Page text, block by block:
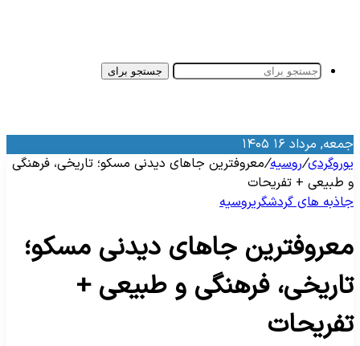
جستجو برای
مرداد ۱۶ ۱۴۰۵
/روسیه/معروفترین جاهای دیدنی مسکو؛ تاریخی، فرهنگی
طبیعی + تفریحات
های گردشگریروسیه
جاهای دیدنی مسکو؛
فرهنگی و طبیعی +